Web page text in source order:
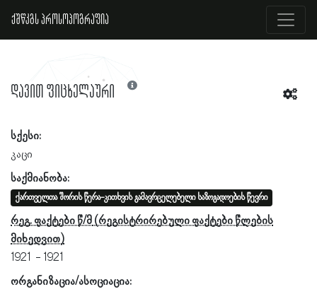
ქშწკგს პროსოპოგრაფია
დავით ფიცხელაური
სქესი:
კაცი
საქმიანობა:
ქართველთა შორის წერა-კითხვის გამავრცელებელი საზოგადოების წევრი
რეგ. ფაქტები წ/მ
1921
1921
ორგანიზაცია/ასოციაცია: